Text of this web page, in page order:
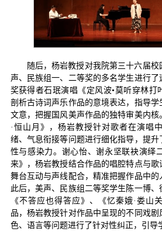
随后，杨岩教授对我院第三十六届
声、民族组一、二等奖的多名学生进行
奖获得者石珉演唱《定风波•莫听穿林打
剖析古诗词声乐作品的意境表达，指导学
文意，把握国风美声作品的独特审美内
·恒山月》，杨岩教授针对歌者在演唱
绪、气息衔接等问题进行细化指导，提
性与感染力。谢心怡、谢永坚联袂演绎
来》，杨岩教授结合作品的唱腔特点与
舞台互动与声线配合，精准把握作品中的
此后，美声、民族组二等奖学生陈一博
《不答应也得答应》、《忆秦娥·娄山
品，杨岩教授针对作品中呈现的不同戏
色、语言等问题进行了针对性纠正，引导